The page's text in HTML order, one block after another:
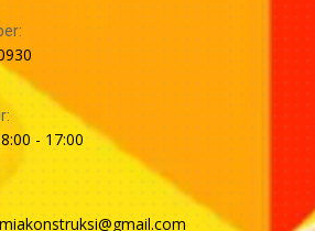
- 17:00